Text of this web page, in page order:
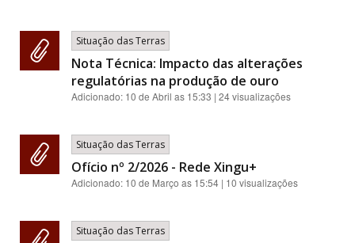
Situação das Terras
Nota Técnica: Impacto das alterações
regulatórias na produção de ouro
Adicionado: 10 de Abril as 15:33 | 24 visualizações
Situação das Terras
Ofício nº 2/2026 - Rede Xingu+
Adicionado: 10 de Março as 15:54 | 10 visualizações
Situação das Terras